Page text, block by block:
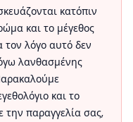
κατόπιν
και το μέγεθος
τον λόγο αυτό δεν
λανθασμένης
και το
την παραγγελία σας,